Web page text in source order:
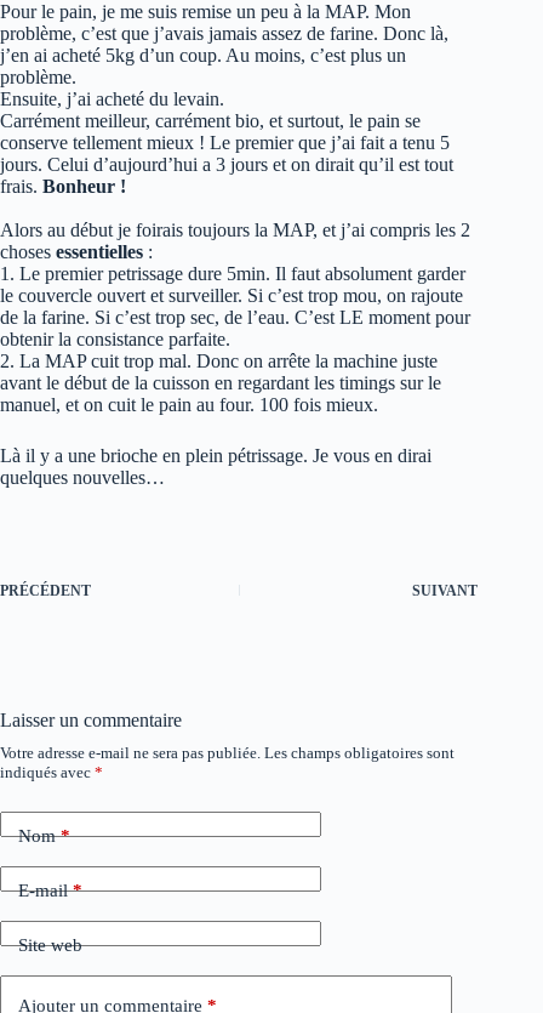
Pour le pain, je me suis remise un peu à la MAP. Mon
problème, c’est que j’avais jamais assez de farine. Donc là,
j’en ai acheté 5kg d’un coup. Au moins, c’est plus un
problème.
Ensuite, j’ai acheté du levain.
Carrément meilleur, carrément bio, et surtout, le pain se
conserve tellement mieux ! Le premier que j’ai fait a tenu 5
jours. Celui d’aujourd’hui a 3 jours et on dirait qu’il est tout
frais. Bonheur !
Alors au début je foirais toujours la MAP, et j’ai compris les 2
choses essentielles :
1. Le premier petrissage dure 5min. Il faut absolument garder
le couvercle ouvert et surveiller. Si c’est trop mou, on rajoute
de la farine. Si c’est trop sec, de l’eau. C’est LE moment pour
obtenir la consistance parfaite.
2. La MAP cuit trop mal. Donc on arrête la machine juste
avant le début de la cuisson en regardant les timings sur le
manuel, et on cuit le pain au four. 100 fois mieux.
Là il y a une brioche en plein pétrissage. Je vous en dirai
quelques nouvelles…
PRÉCÉDENT SUIVANT
Laisser un commentaire
Votre adresse e-mail ne sera pas publiée. Les champs obligatoires sont
indiqués avec *
Nom*
E-mail*
Site web
Ajouter un commentaire *
A
l
r
n
v
e